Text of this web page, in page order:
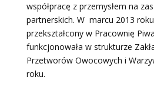
współpracę z przemysłem na
partnerskich. W marcu 2013 roku
przekształcony w Pracownię
funkcjonowała w strukturze
Przetworów Owocowych i
roku.